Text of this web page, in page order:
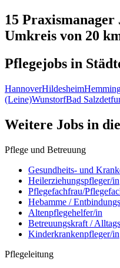
15 Praxismanager
Umkreis von 20
Pflegejobs in
HannoverHildesheim
(Leine)WunstorfBad
Weitere Jobs in
Pflege und Betreuung
Gesundheits- und
Heilerziehungspfleger/in
Pflegefachfrau/
Hebamme /
Altenpflegehelfer/in
Betreuungskraft /
Kinderkrankenpfleger/in
Pflegeleitung